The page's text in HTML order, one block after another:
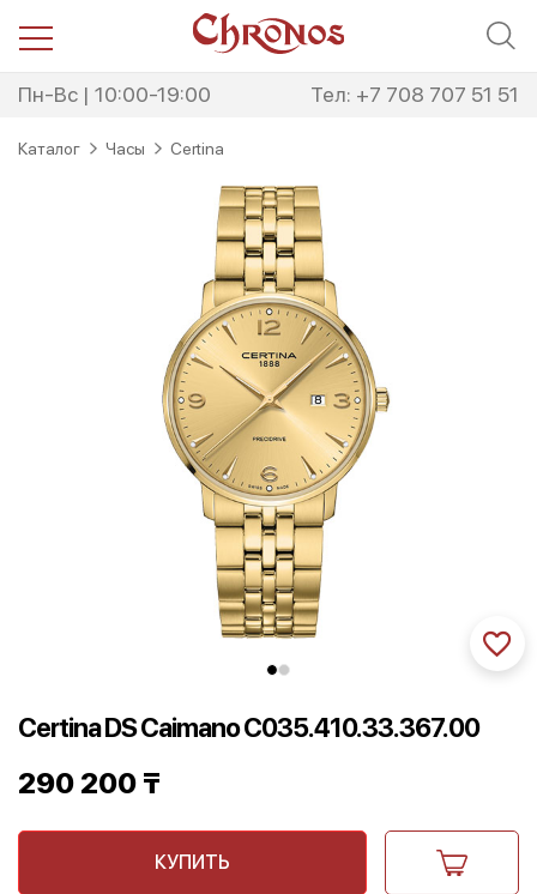
Пн-Вс | 10:00-19:00 Тел: +7 708 707 51 51
Каталог Часы Certina
Certina DS Caimano C035.410.33.367.00
290 200 ₸
КУПИТЬ